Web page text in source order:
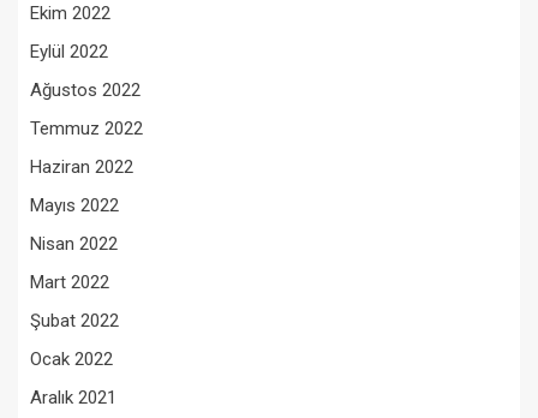
Ekim 2022
Eylül 2022
Ağustos 2022
Temmuz 2022
Haziran 2022
Mayıs 2022
Nisan 2022
Mart 2022
Şubat 2022
Ocak 2022
Aralık 2021